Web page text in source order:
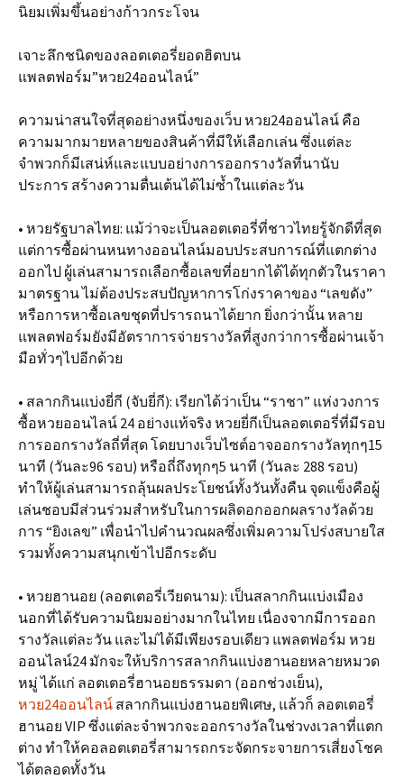
นิยมเพิ่มขึ้นอย่างก้าวกระโจน
เจาะลึกชนิดของลอตเตอรี่ยอดฮิตบน
แพลตฟอร์ม”หวย24ออนไลน์”
ความน่าสนใจที่สุดอย่างหนึ่งของเว็บ หวย24ออนไลน์ คือ
ความมากมายหลายของสินค้าที่มีให้เลือกเล่น ซึ่งแต่ละ
จำพวกก็มีเสน่ห์และแบบอย่างการออกรางวัลที่นานับ
ประการ สร้างความตื่นเต้นได้ไม่ซ้ำในแต่ละวัน
• หวยรัฐบาลไทย: แม้ว่าจะเป็นลอตเตอรี่ที่ชาวไทยรู้จักดีที่สุด
แต่การซื้อผ่านหนทางออนไลน์มอบประสบการณ์ที่แตกต่าง
ออกไป ผู้เล่นสามารถเลือกซื้อเลขที่อยากได้ได้ทุกตัวในราคา
มาตรฐาน ไม่ต้องประสบปัญหาการโก่งราคาของ “เลขดัง”
หรือการหาซื้อเลขชุดที่ปรารถนาได้ยาก ยิ่งกว่านั้น หลาย
แพลตฟอร์มยังมีอัตราการจ่ายรางวัลที่สูงกว่าการซื้อผ่านเจ้า
มือทั่วๆไปอีกด้วย
• สลากกินแบ่งยี่กี (จับยี่กี): เรียกได้ว่าเป็น “ราชา” แห่งวงการ
ซื้อหวยออนไลน์ 24 อย่างแท้จริง หวยยี่กีเป็นลอตเตอรี่ที่มีรอบ
การออกรางวัลถี่ที่สุด โดยบางเว็บไซต์อาจออกรางวัลทุกๆ15
นาที (วันละ96 รอบ) หรือถี่ถึงทุกๆ5 นาที (วันละ 288 รอบ)
ทำให้ผู้เล่นสามารถลุ้นผลประโยชน์ทั้งวันทั้งคืน จุดแข็งคือผู้
เล่นชอบมีส่วนร่วมสำหรับในการผลิดอกออกผลรางวัลด้วย
การ “ยิงเลข” เพื่อนำไปคำนวณผลซึ่งเพิ่มความโปร่งสบายใส
รวมทั้งความสนุกเข้าไปอีกระดับ
• หวยฮานอย (ลอตเตอรี่เวียดนาม): เป็นสลากกินแบ่งเมือง
นอกที่ได้รับความนิยมอย่างมากในไทย เนื่องจากมีการออก
รางวัลแต่ละวัน และไม่ได้มีเพียงรอบเดียว แพลตฟอร์ม หวย
ออนไลน์24 มักจะให้บริการสลากกินแบ่งฮานอยหลายหมวด
หมู่ ได้แก่ ลอตเตอรี่ฮานอยธรรมดา (ออกช่วงเย็น),
หวย24ออนไลน์ สลากกินแบ่งฮานอยพิเศษ, แล้วก็ ลอตเตอรี่
ฮานอย VIP ซึ่งแต่ละจำพวกจะออกรางวัลในช่วvงเวลาที่แตก
ต่าง ทำให้คอลอตเตอรี่สามารถกระจัดกระจายการเสี่ยงโชค
ได้ตลอดทั้งวัน